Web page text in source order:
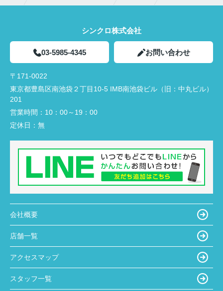
シンクロ株式会社
03-5985-4345 お問い合わせ
〒171-0022
東京都豊島区南池袋２丁目10-5 IMB南池袋ビル（旧：中丸ビル）
201
営業時間： 10：00～19：00
定休日： 無
会社概要
店舗一覧
アクセスマップ
スタッフ一覧